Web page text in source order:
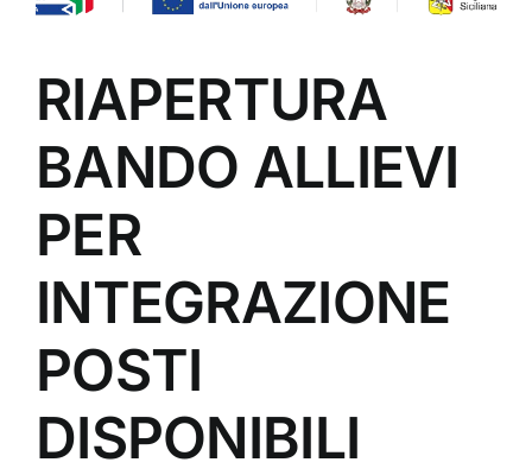
RIAPERTURA
BANDO ALLIEVI
PER
INTEGRAZIONE
POSTI
DISPONIBILI